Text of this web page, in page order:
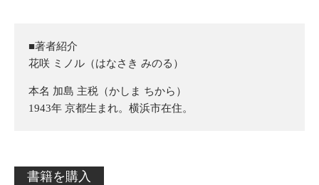
■著者紹介
花咲 ミノル（はなさき みのる）
本名 加島 主税（かしま ちから）
1943年 京都生まれ。横浜市在住。
書籍を購入